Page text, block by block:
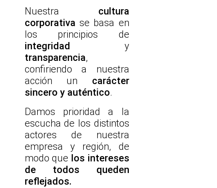
Nuestra cultura
corporativa se basa en
los principios de
integridad y
transparencia,
confiriendo a nuestra
acción un carácter
sincero y auténtico.
Damos prioridad a la
escucha de los distintos
actores de nuestra
empresa y región, de
modo que los intereses
de todos queden
reflejados.